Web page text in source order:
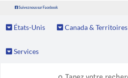
Suivez nous sur Facebook
États-Unis Canada & Territoires
Services